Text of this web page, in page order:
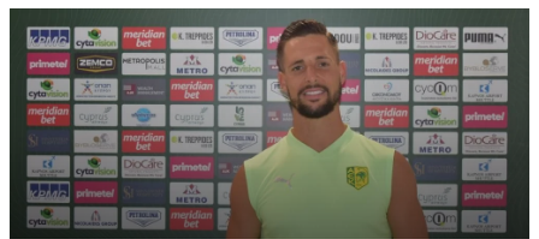
να λύσει το συμβόλαιό του, ώστε να μετακομίσει
ελεύθερα σε οποιαδήποτε νέα ομάδα το τρέχον
καλοκαίρι.